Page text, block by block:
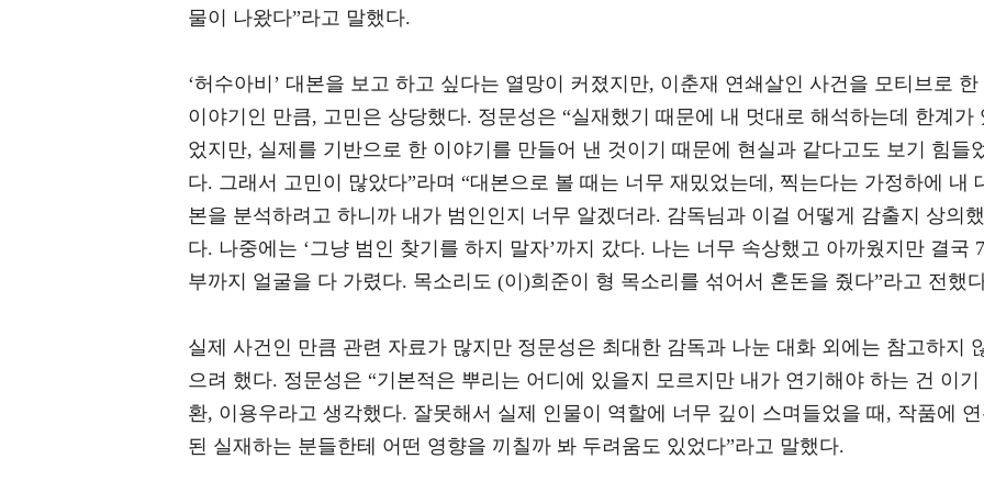
물이 나왔다”라고 말했다.
‘허수아비’ 대본을 보고 하고 싶다는 열망이 커졌지만, 이춘재 연쇄살인 사건을 모티브로 한
이야기인 만큼, 고민은 상당했다. 정문성은 “실재했기 때문에 내 멋대로 해석하는데 한계가
었지만, 실제를 기반으로 한 이야기를 만들어 낸 것이기 때문에 현실과 같다고도 보기 힘들
다. 그래서 고민이 많았다”라며 “대본으로 볼 때는 너무 재밌었는데, 찍는다는 가정하에 내
본을 분석하려고 하니까 내가 범인인지 너무 알겠더라. 감독님과 이걸 어떻게 감출지 상의했
다. 나중에는 ‘그냥 범인 찾기를 하지 말자’까지 갔다. 나는 너무 속상했고 아까웠지만 결국 7
부까지 얼굴을 다 가렸다. 목소리도 (이)희준이 형 목소리를 섞어서 혼돈을 줬다”라고 전했
실제 사건인 만큼 관련 자료가 많지만 정문성은 최대한 감독과 나눈 대화 외에는 참고하지
으려 했다. 정문성은 “기본적은 뿌리는 어디에 있을지 모르지만 내가 연기해야 하는 건 이기
환, 이용우라고 생각했다. 잘못해서 실제 인물이 역할에 너무 깊이 스며들었을 때, 작품에
된 실재하는 분들한테 어떤 영향을 끼칠까 봐 두려움도 있었다”라고 말했다.